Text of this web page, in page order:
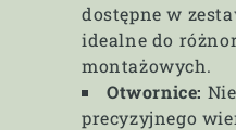
dostępne w
idealne do
montażowych.
Otwornice:
precyzyjnego